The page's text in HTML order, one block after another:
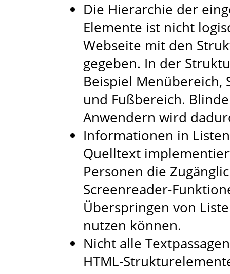
Die Hierarchie der
Elemente ist nicht
Webseite mit den
gegeben. In der
Beispiel Menübereich,
und Fußbereich.
Anwendern wird
Informationen in
Quelltext
Personen die
Screenreader-
Überspringen von
nutzen können.
Nicht alle
HTML-